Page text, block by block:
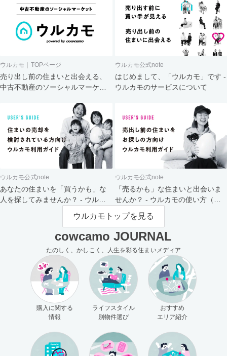
ウルカモ｜TOPページ
売り出し前の住まいと出会える、
中古不動産のソーシャルマーケッ
ウルカモ公式note
はじめまして、「ウルカモ」です -
ウルカモのサービスについて
ウルカモ公式note
あなたの住まいを「買うかも」な
人を探してみませんか？ - ウルカ
ウルカモ公式note
「売るかも」な住まいと出会いま
せんか？ - ウルカモの使い方（買
主さま向け）
ウルカモトップを見る
cowcamo JOURNAL
たのしく、かしこく、人生を彩る住まいメディア
購入に関する
情報
ライフスタイル
別物件選び
おすすめ
エリア紹介